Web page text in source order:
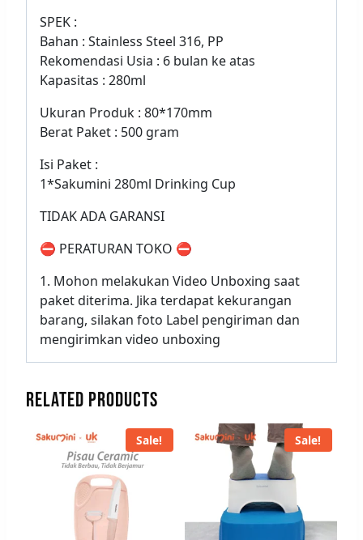
SPEK :
Bahan : Stainless Steel 316, PP
Rekomendasi Usia : 6 bulan ke atas
Kapasitas : 280ml
Ukuran Produk : 80*170mm
Berat Paket : 500 gram
Isi Paket :
1*Sakumini 280ml Drinking Cup
TIDAK ADA GARANSI
⛔ PERATURAN TOKO ⛔
1. Mohon melakukan Video Unboxing saat
paket diterima. Jika terdapat kekurangan
barang, silakan foto Label pengiriman dan
mengirimkan video unboxing
RELATED PRODUCTS
Sale! Sale!